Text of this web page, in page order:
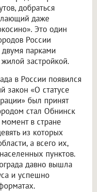
добраться
даже
Это один
России
двумя парками
застройкой.
в России появился
закон «О статусе
был принят
стал Обнинск
в стране
из которых
а всего их,
пунктов.
давно вышла
и успешно